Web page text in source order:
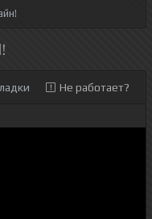
Не работает?